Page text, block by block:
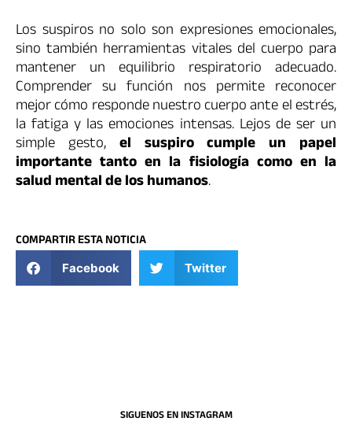
Los suspiros no solo son expresiones emocionales,
sino también herramientas vitales del cuerpo para
mantener un equilibrio respiratorio adecuado.
Comprender su función nos permite reconocer
mejor cómo responde nuestro cuerpo ante el estrés,
la fatiga y las emociones intensas. Lejos de ser un
simple gesto, el suspiro cumple un papel
importante tanto en la fisiología como en la
salud mental de los humanos.
COMPARTIR ESTA NOTICIA
Facebook Twitter
SIGUENOS EN INSTAGRAM